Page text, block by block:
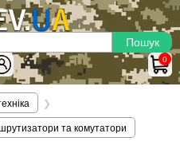
0
WhatsApp
❯
та комутатори